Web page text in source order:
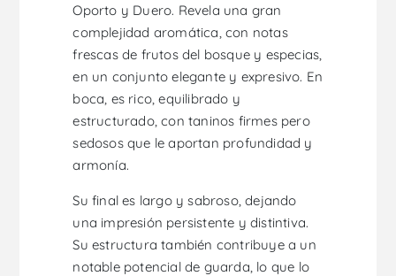
Oporto y Duero. Revela una gran
complejidad aromática, con notas
frescas de frutos del bosque y especias,
en un conjunto elegante y expresivo. En
boca, es rico, equilibrado y
estructurado, con taninos firmes pero
sedosos que le aportan profundidad y
armonía.
Su final es largo y sabroso, dejando
una impresión persistente y distintiva.
Su estructura también contribuye a un
notable potencial de guarda, lo que lo